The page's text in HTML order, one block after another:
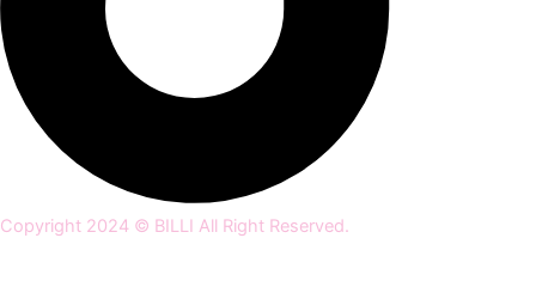
Copyright 2024 © BILLI All Right Reserved.